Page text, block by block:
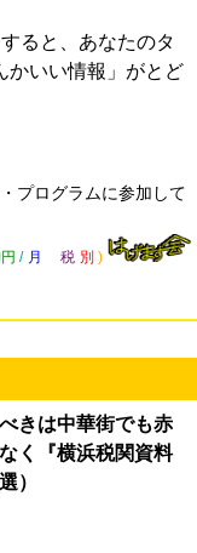
ると、あなたのタ
かいい情報」がとど
プログラムに参加して
/ 月 税 別 )
きは中華街でも赤
く『横浜税関資料
）